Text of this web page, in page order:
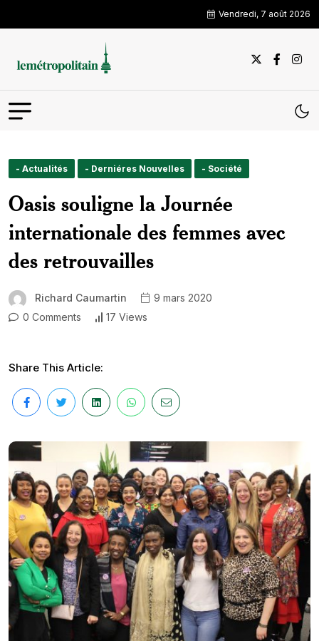
Vendredi, 7 août 2026
- Actualités - Derniéres Nouvelles - Société
Oasis souligne la Journée
internationale des femmes avec
des retrouvailles
Richard Caumartin
9 mars 2020
0 Comments
17 Views
Share This Article: